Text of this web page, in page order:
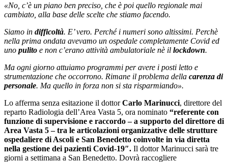
«No, c’è un piano ben preciso, che è poi quello regionale mai
cambiato, alla base delle scelte che stiamo facendo.
Siamo in difficoltà. E’ vero. Perché i numeri sono altissimi. Perchè
nella prima ondata avevamo un ospedale completamente Covid ed
uno pulito e non c’erano attività ambulatoriale nè il lockdown.
Ma ogni giorno attuiamo programmi per avere i posti letto e
strumentazione che occorrono. Rimane il problema della carenza di
personale. Ma quello in forza non si sta risparmiando».
Lo afferma senza esitazione il dottorCarlo Marinucci, direttore del
reparto Radiologia dell’Area Vasta 5, ora nominato “referente con
funzione di supervisione e raccordo – a supporto del direttore di
Area Vasta 5 – tra le articolazioni organizzative delle strutture
ospedaliere di Ascoli e San Benedetto coinvolte in via diretta
nella gestione dei pazienti Covid-19″. Il dottor Marinucci sarà tre
giorni a settimana a San Benedetto. Dovrà raccogliere